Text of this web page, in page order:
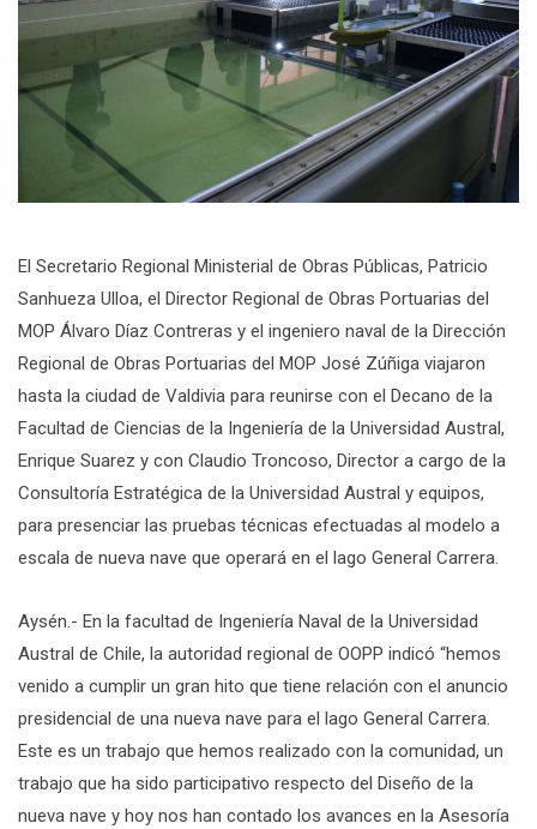
El Secretario Regional Ministerial de Obras Públicas, Patricio
Sanhueza Ulloa, el Director Regional de Obras Portuarias del
MOP Álvaro Díaz Contreras y el ingeniero naval de la Dirección
Regional de Obras Portuarias del MOP José Zúñiga viajaron
hasta la ciudad de Valdivia para reunirse con el Decano de la
Facultad de Ciencias de la Ingeniería de la Universidad Austral,
Enrique Suarez y con Claudio Troncoso, Director a cargo de la
Consultoría Estratégica de la Universidad Austral y equipos,
para presenciar las pruebas técnicas efectuadas al modelo a
escala de nueva nave que operará en el lago General Carrera.
Aysén.- En la facultad de Ingeniería Naval de la Universidad
Austral de Chile, la autoridad regional de OOPP indicó “hemos
venido a cumplir un gran hito que tiene relación con el anuncio
presidencial de una nueva nave para el lago General Carrera.
Este es un trabajo que hemos realizado con la comunidad, un
trabajo que ha sido participativo respecto del Diseño de la
nueva nave y hoy nos han contado los avances en la Asesoría